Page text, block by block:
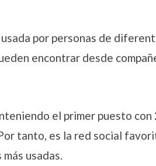
por personas de
encontrar desde
el primer puesto con
tanto, es la red social
usadas.